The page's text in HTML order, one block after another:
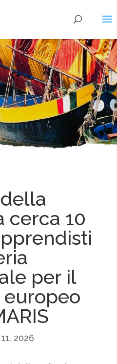
cerca 10
per il
2026